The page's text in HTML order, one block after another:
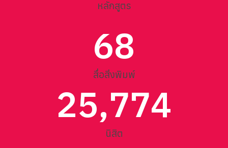
หลักสูตร
สื่อสิ่งพิมพ์
68
นิสิต
25,774